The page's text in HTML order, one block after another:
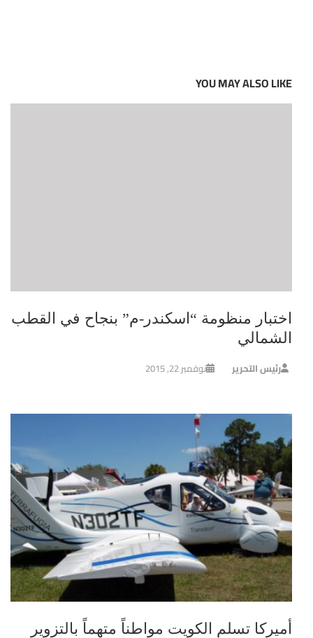
YOU MAY ALSO LIKE
اختبار منظومة “اسكندر-م” بنجاح في القطب
الشمالي
رئيس التحرير نوفمبر 22, 2015
أميركا تسلم الكويت مواطناً متهماً بالتزوير